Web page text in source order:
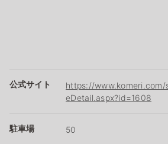
公式サイト
https://
eDetail.aspx?id=1608
駐車場 50